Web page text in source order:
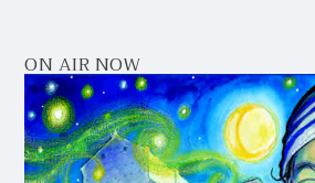
ON AIR NOW